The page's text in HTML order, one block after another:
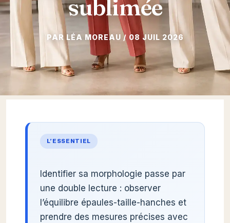
sublimée
08 JUIL 2026
L’ESSENTIEL
Identifier sa morphologie passe par
une double lecture : observer
l’équilibre épaules-taille-hanches et
prendre des mesures précises avec